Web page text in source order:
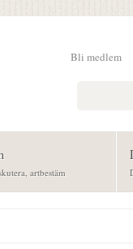
Bli medlem
artbestäm